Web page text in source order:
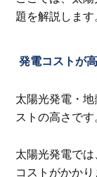
題を解説します
発電コストが
太陽光発電・
ストの高さです
太陽光発電で
コストがかか